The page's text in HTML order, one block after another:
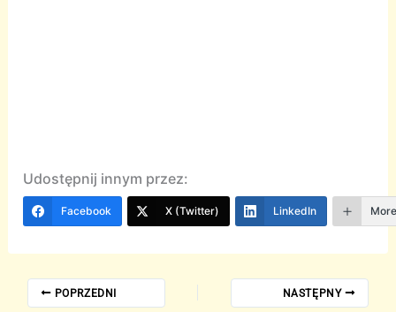
Udostępnij innym przez:
Facebook X (Twitter) LinkedIn
POPRZEDNI NASTĘPNY